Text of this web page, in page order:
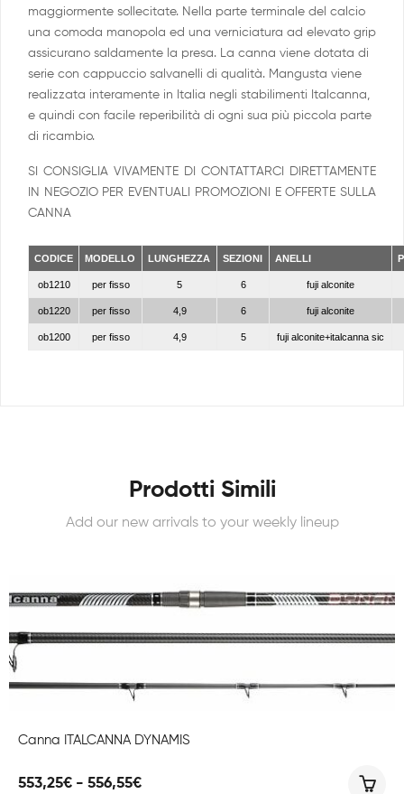
maggiormente sollecitate. Nella parte terminale del calcio
una comoda manopola ed una verniciatura ad elevato grip
assicurano saldamente la presa. La canna viene dotata di
serie con cappuccio salvanelli di qualità. Mangusta viene
realizzata interamente in Italia negli stabilimenti Italcanna,
e quindi con facile reperibilità di ogni sua più piccola parte
di ricambio.
SI CONSIGLIA VIVAMENTE DI CONTATTARCI DIRETTAMENTE
IN NEGOZIO PER EVENTUALI PROMOZIONI E OFFERTE SULLA
CANNA
CODICE MODELLO LUNGHEZZA SEZIONI ANELLI
ob1210 per fisso 5 6 fuji alconite
ob1220 per fisso 4,9 6 fuji alconite
ob1200 per fisso 4,9 5 fuji alconite+italcanna sic
Prodotti Simili
Add our new arrivals to your weekly lineup
Canna ITALCANNA DYNAMIS
553,25€ - 556,55€Fascia